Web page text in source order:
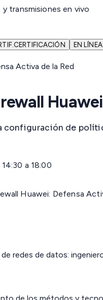
transmisiones en vivo
CERTIFICACIÓN EN LÍNEA
de
a 18:00
Huawei: Defensa
redes de datos: